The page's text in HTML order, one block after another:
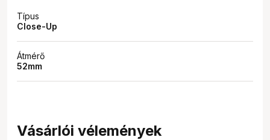
Típus
Close-Up
Átmérő
52mm
Vásárlói vélemények